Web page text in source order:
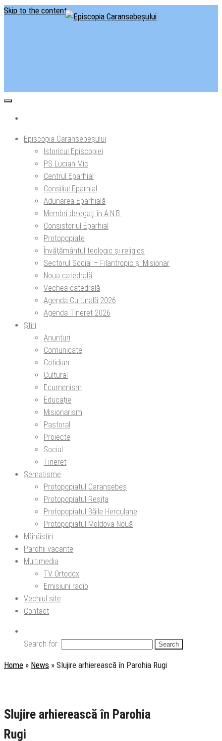
Skip to the content
Episcopia Caransebeșului
Istoricul Episcopiei
PS Lucian Mic
Centrul Eparhial
Consiliul Eparhial
Adunarea Eparhială
Membri delegaţi în A.N.B.
Consistoriul Eparhial
Protopopiate
Învăţământul teologic şi religios
Sectorul Social – Filantropic și Misionar
Noua catedrală
Vechea catedrală
Agenda Culturală 2026
Agenda Tineret 2026
Știri
Anunțuri
Comunicate
Cotidian
Cultural
Ecumenism
Educație
Misionarism
Pastoral
Proiecte
Social
Tineret
Șematisme
Protopopiatul Caransebeș
Protopopiatul Reșița
Protopopiatul Băile Herculane
Protopopiatul Moldova Nouă
Mănăstiri
Parohii vacante
Multimedia
TV Ortodox
Emisiuni radio
Vechiul site
Contact
Search for:
Home » News » Slujire arhierească în Parohia Rugi
Slujire arhierească în Parohia
Rugi